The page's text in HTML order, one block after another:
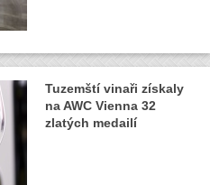
Tuzemští vinaři získaly
na AWC Vienna 32
zlatých medailí